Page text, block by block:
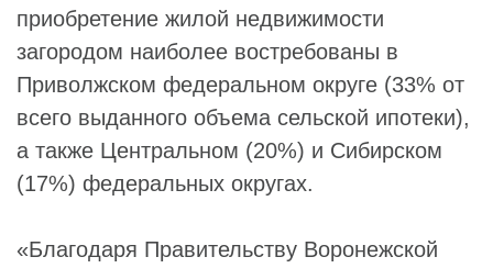
приобретение жилой недвижимости
загородом наиболее востребованы в
Приволжском федеральном округе (33% от
всего выданного объема сельской ипотеки),
а также Центральном (20%) и Сибирском
(17%) федеральных округах.
«Благодаря Правительству Воронежской